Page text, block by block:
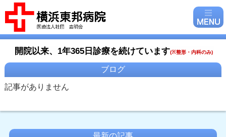
開院以来、1年365日診療を続けています(※整形・内科のみ)
ブログ
記事がありません